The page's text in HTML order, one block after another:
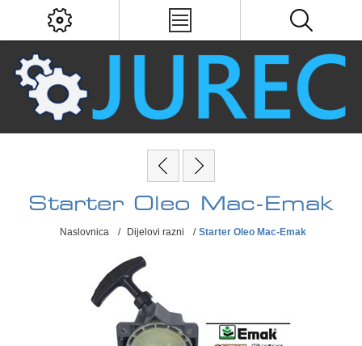
Starter Oleo Mac-Emak
Naslovnica / Dijelovi razni / Starter Oleo Mac-Emak